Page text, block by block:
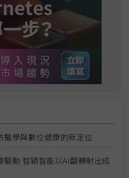
醫學與數位健康的新定位
驅動 智穎智能以AI翻轉射出成